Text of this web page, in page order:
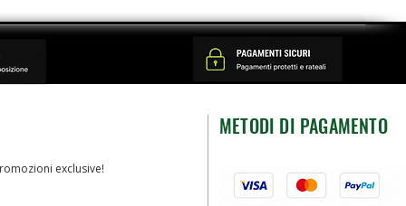
METODI DI PAGAMENTO
exclusive!